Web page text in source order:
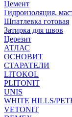
Цемент
Гидроизоляция,
Шпатлевка готовая
Затирка для швов
Церезит
АТЛАС
ОСНОВИТ
СТАРАТЕЛИ
LITOKOL
PLITONIT
UNIS
WHITE HILLS/
VETONIT